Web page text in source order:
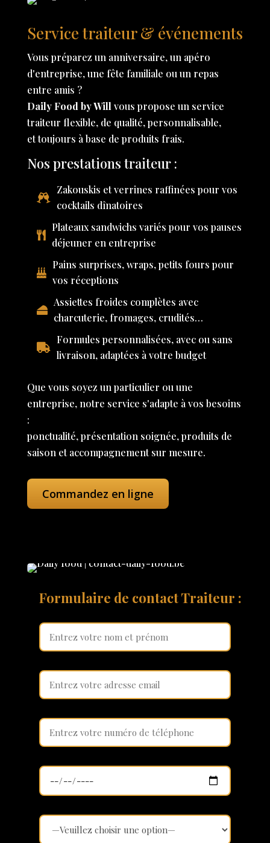
Service traiteur & événements
Vous préparez un anniversaire, un apéro
d'entreprise, une fête familiale ou un repas
entre amis ?
Daily Food by Will vous propose un service
traiteur flexible, de qualité, personnalisable,
et toujours à base de produits frais.
Nos prestations traiteur :
Zakouskis et verrines raffinées pour vos
cocktails dînatoires
Plateaux sandwichs variés pour vos pauses
déjeuner en entreprise
Pains surprises, wraps, petits fours pour
vos réceptions
Assiettes froides complètes avec
charcuterie, fromages, crudités…
Formules personnalisées, avec ou sans
livraison, adaptées à votre budget
Que vous soyez un particulier ou une
entreprise, notre service s'adapte à vos besoins
:
ponctualité, présentation soignée, produits de
saison et accompagnement sur mesure.
Commandez en ligne
Formulaire de contact Traiteur :